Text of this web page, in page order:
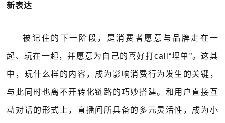
新表达
被记住的下一阶段，是消费者愿意与品牌走在一
起、玩在一起，并愿意为自己的喜好打call“埋单”。这其
中，玩什么样的内容，成为影响消费行为发生的关键，
与此同时也离不开转化链路的巧妙搭建。和用户直接互
动对话的形式上，直播间所具备的多元灵活性，成为小